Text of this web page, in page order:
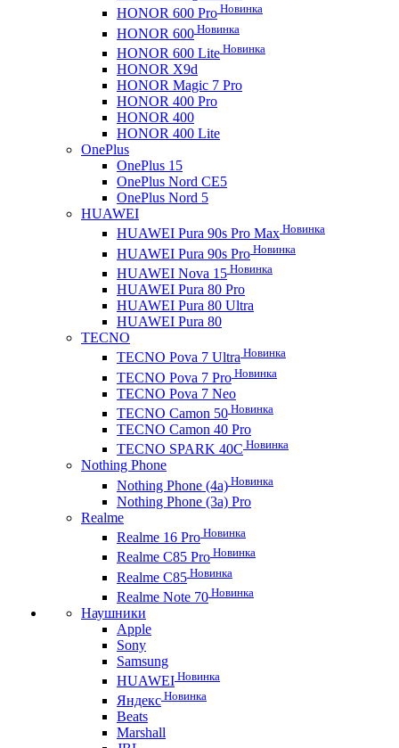
HONOR 600 Pro Новинка
HONOR 600 Новинка
HONOR 600 Lite Новинка
HONOR X9d
HONOR Magic 7 Pro
HONOR 400 Pro
HONOR 400
HONOR 400 Lite
OnePlus
OnePlus 15
OnePlus Nord CE5
OnePlus Nord 5
HUAWEI
HUAWEI Pura 90s Pro Max Новинка
HUAWEI Pura 90s Pro Новинка
HUAWEI Nova 15 Новинка
HUAWEI Pura 80 Pro
HUAWEI Pura 80 Ultra
HUAWEI Pura 80
TECNO
TECNO Pova 7 Ultra Новинка
TECNO Pova 7 Pro Новинка
TECNO Pova 7 Neo
TECNO Camon 50 Новинка
TECNO Camon 40 Pro
TECNO SPARK 40C Новинка
Nothing Phone
Nothing Phone (4a) Новинка
Nothing Phone (3a) Pro
Realme
Realme 16 Pro Новинка
Realme C85 Pro Новинка
Realme C85 Новинка
Realme Note 70 Новинка
Наушники
Apple
Sony
Samsung
HUAWEI Новинка
Яндекс Новинка
Beats
Marshall